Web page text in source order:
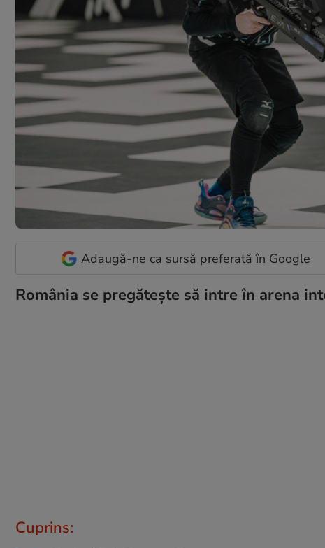
Adaugă-ne ca sursă preferată în Google
România se pregătește să intre în arena
Cuprins: